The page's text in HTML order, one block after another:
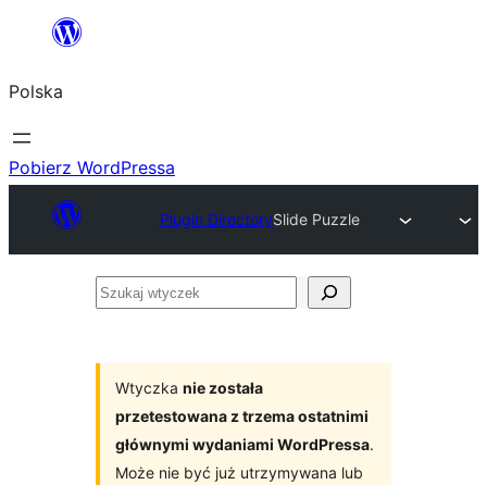
Przejdź
treści
Polska
Pobierz WordPressa
Plugin DirectorySlide Puzzle
Szukaj
Wtyczka nie została
przetestowana z trzema ostatnimi
głównymi wydaniami WordPressa.
Może nie być już utrzymywana lub